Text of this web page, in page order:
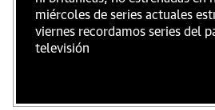
miércoles de series actuales
viernes recordamos series del
televisión